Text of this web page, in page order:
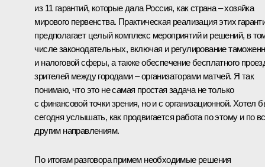
из 11 гарантий, которые дала Россия, как страна – хозяйка
мирового первенства. Практическая реализация этих
предполагает целый комплекс мероприятий и решений, в
числе законодательных, включая и регулирование
и налоговой сферы, а также обеспечение бесплатного
зрителей между городами – организаторами матчей. Я так
понимаю, что это не самая простая задача не только
с финансовой точки зрения, но и с организационной. Хотел
сегодня услышать, как продвигается работа по этому и по
другим направлениям.
По итогам разговора примем необходимые решения